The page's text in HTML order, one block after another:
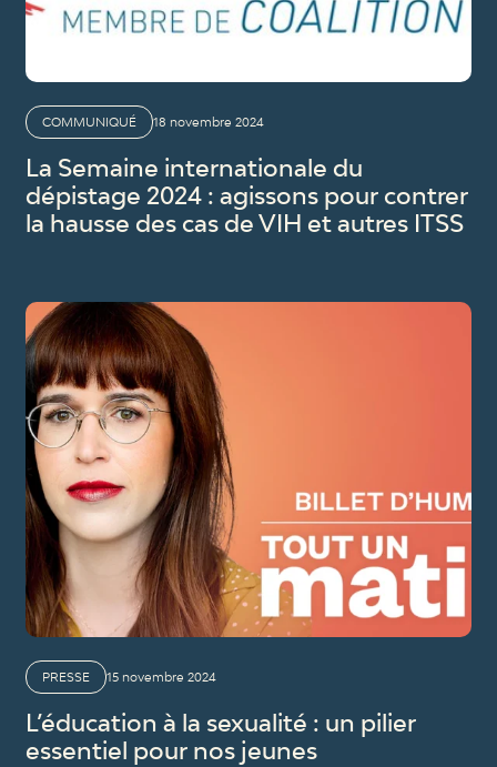
COMMUNIQUÉ 18 novembre 2024
La Semaine internationale du
dépistage 2024 : agissons pour contrer
la hausse des cas de VIH et autres ITSS
PRESSE 15 novembre 2024
L’éducation à la sexualité : un pilier
essentiel pour nos jeunes